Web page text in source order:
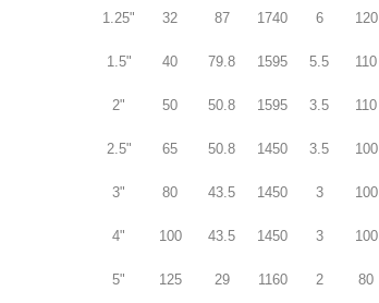
1.25" 32 87 1740 6 120
1.5" 40 79.8 1595 5.5 110
2" 50 50.8 1595 3.5 110
2.5" 65 50.8 1450 3.5 100
3" 80 43.5 1450 3 100
4" 100 43.5 1450 3 100
5" 125 29 1160 2 80